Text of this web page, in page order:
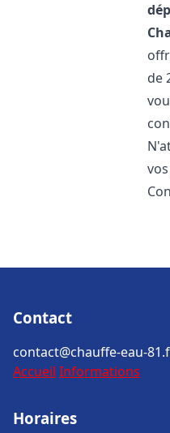
de
Contact
contact@chauffe-eau-
Accueil Informations
Horaires